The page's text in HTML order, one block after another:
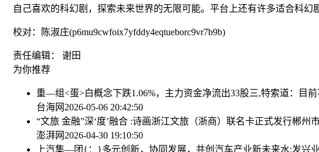
自己喜欢的科幻剧，探索未来世界的无限可能。平台上还有许多适合科
校对：陈淑庄(p6mu9cwfoix7yfddy4eqtueborc9vr7b9b)
责任编辑： 谢田
为你推荐
重—组<蛋>白概念下跌1.06%，主力资金净流出33股三,特索道：目
台海网 2026-05-06 20:42:50
“文旅 金融”深‘度’融合 :诗画浙江文旅（浙商）联名卡正式发行郴州
澎湃网 2026-04-30 19:10:50
上汽集—团{：}多元创新，协同发展，共创汽车产业新未来水:发兴